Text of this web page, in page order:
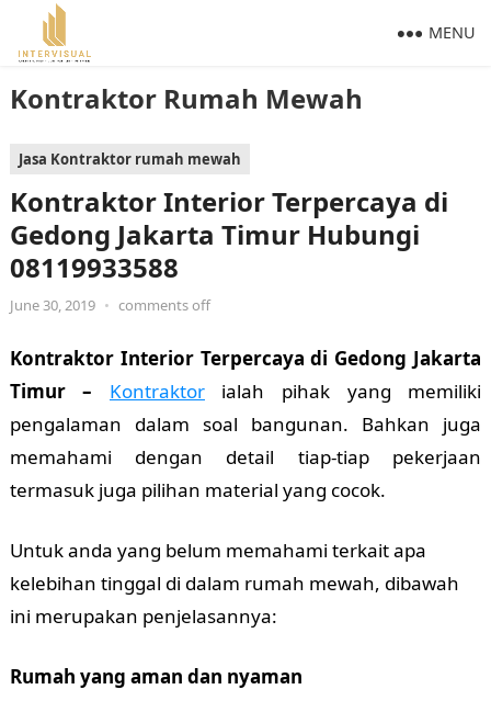
Kontraktor Rumah Mewah
MENU
Jasa Kontraktor rumah mewah
Kontraktor Interior Terpercaya di
Gedong Jakarta Timur Hubungi
08119933588
June 30, 2019 • comments off
Kontraktor Interior Terpercaya di Gedong Jakarta
Timur – Kontraktorialah pihak yang memiliki
pengalaman dalam soal bangunan. Bahkan juga
memahami dengan detail tiap-tiap pekerjaan
termasuk juga pilihan material yang cocok.
Untuk anda yang belum memahami terkait apa
kelebihan tinggal di dalam rumah mewah, dibawah
ini merupakan penjelasannya:
Rumah yang aman dan nyaman